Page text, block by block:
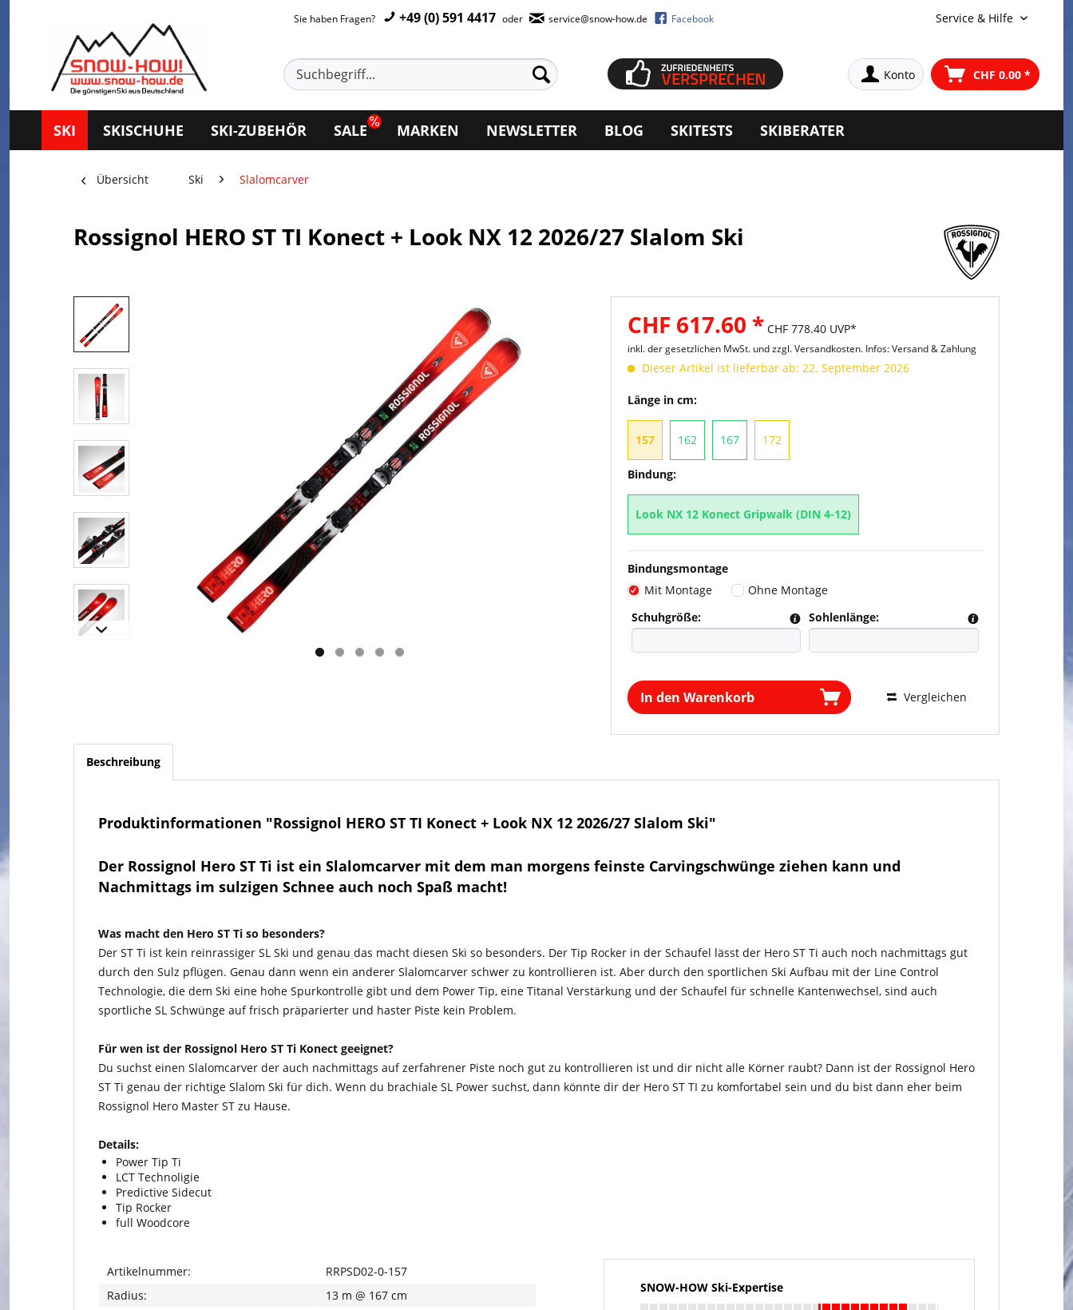
Sie haben Fragen? +49 (0) 591 4417 oder service@snow-how.de Facebook Service & Hilfe
Konto CHF 0.00 *
SKI SKISCHUHE SKI-ZUBEHÖR SALE MARKEN NEWSLETTER BLOG SKITESTS SKIBERATER
Übersicht Ski Slalomcarver
Rossignol HERO ST TI Konect + Look NX 12 2026/27 Slalom Ski
CHF 617.60 * CHF 778.40 UVP*
inkl. der gesetzlichen MwSt. undzzgl. Versandkosten. Infos: Versand & Zahlung
Dieser Artikel ist lieferbar ab: 22. September 2026
Länge in cm:
157 162 167 172
Bindung:
Look NX 12 Konect Gripwalk (DIN 4-12)
Bindungsmontage
Mit Montage
Ohne Montage
Schuhgröße:
Sohlenlänge:
In den Warenkorb Vergleichen
Beschreibung
Produktinformationen "Rossignol HERO ST TI Konect + Look NX 12 2026/27 Slalom Ski"
Der Rossignol Hero ST Ti ist ein Slalomcarver mit dem man morgens feinste Carvingschwünge ziehen kann und
Nachmittags im sulzigen Schnee auch noch Spaß macht!
Was macht den Hero ST Ti so besonders?
Der ST Ti ist kein reinrassiger SL Ski und genau das macht diesen Ski so besonders. Der Tip Rocker in der Schaufel lässt der Hero ST Ti auch noch nachmittags gut
durch den Sulz pflügen. Genau dann wenn ein anderer Slalomcarver schwer zu kontrollieren ist. Aber durch den sportlichen Ski Aufbau mit der Line Control
Technologie, die dem Ski eine hohe Spurkontrolle gibt und dem Power Tip, eine Titanal Verstärkung und der Schaufel für schnelle Kantenwechsel, sind auch
sportliche SL Schwünge auf frisch präparierter und haster Piste kein Problem.
Für wen ist der Rossignol Hero ST Ti Konect geeignet?
Du suchst einen Slalomcarver der auch nachmittags auf zerfahrener Piste noch gut zu kontrollieren ist und dir nicht alle Körner raubt? Dann ist der Rossignol Hero
ST Ti genau der richtige Slalom Ski für dich. Wenn du brachiale SL Power suchst, dann könnte dir der Hero ST TI zu komfortabel sein und du bist dann eher beim
Rossignol Hero Master ST zu Hause.
Details:
Power Tip Ti
LCT Technoligie
Predictive Sidecut
Tip Rocker
full Woodcore
Artikelnummer:
RRPSD02-0-157
Radius:
13 m @ 167 cm
SNOW-HOW Ski-Expertise